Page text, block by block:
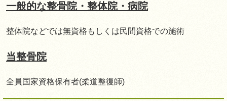
一般的な整骨院・整体院・病院
整体院などでは無資格もしくは民間資格での施術
当整骨院
全員国家資格保有者(柔道整復師)